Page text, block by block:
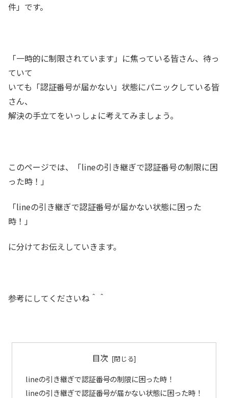
件」です。
「一時的に制限されています」に焦っている皆さん、待っ
ていて
いても「認証番号が届かない」状態にパニックしている皆
さん、
解決の手立てをいっしょに考えてみましょう。
このページでは、「lineの引き継ぎで認証番号の制限に困
った時！」
「lineの引き継ぎで認証番号が届かない状態に困った
時！」
に分けてお伝えしていきます。
参考にしてくださいね＾＾
目次
lineの引き継ぎで認証番号の制限に困った時！
lineの引き継ぎで認証番号が届かない状態に困った時！